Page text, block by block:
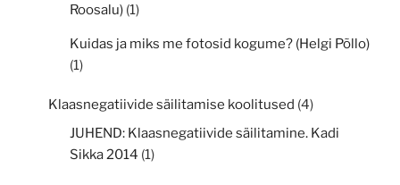
Roosalu) (1)
Kuidas ja miks me fotosid kogume? (Helgi Põllo)
(1)
Klaasnegatiivide säilitamise koolitused (4)
JUHEND: Klaasnegatiivide säilitamine. Kadi
Sikka 2014 (1)